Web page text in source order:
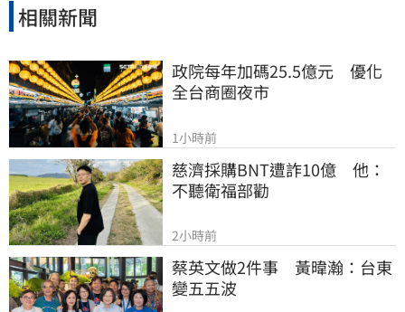
相關新聞
政院每年加碼25.5億元　優化
全台商圈夜市
1小時前
慈濟採購BNT遭詐10億　他：
不聽衛福部勸
2小時前
蔡英文做2件事　黃暐瀚：台東
變五五波